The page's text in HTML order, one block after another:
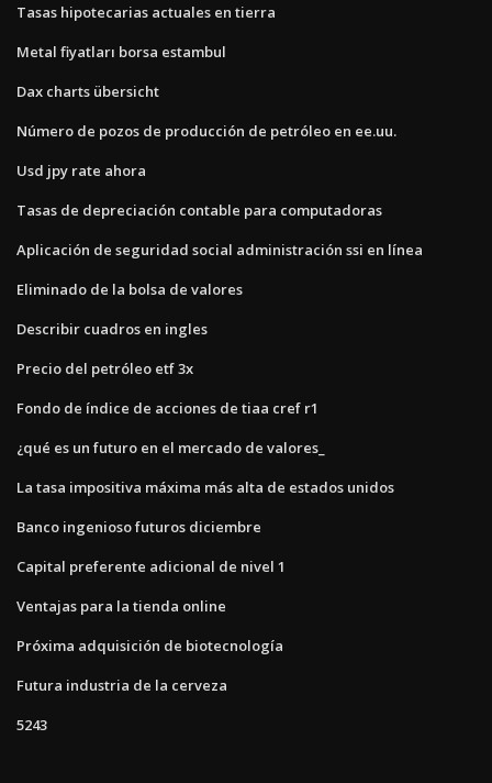
Tasas hipotecarias actuales en tierra
Metal fiyatları borsa estambul
Dax charts übersicht
Número de pozos de producción de petróleo en ee.uu.
Usd jpy rate ahora
Tasas de depreciación contable para computadoras
Aplicación de seguridad social administración ssi en línea
Eliminado de la bolsa de valores
Describir cuadros en ingles
Precio del petróleo etf 3x
Fondo de índice de acciones de tiaa cref r1
¿qué es un futuro en el mercado de valores_
La tasa impositiva máxima más alta de estados unidos
Banco ingenioso futuros diciembre
Capital preferente adicional de nivel 1
Ventajas para la tienda online
Próxima adquisición de biotecnología
Futura industria de la cerveza
5243